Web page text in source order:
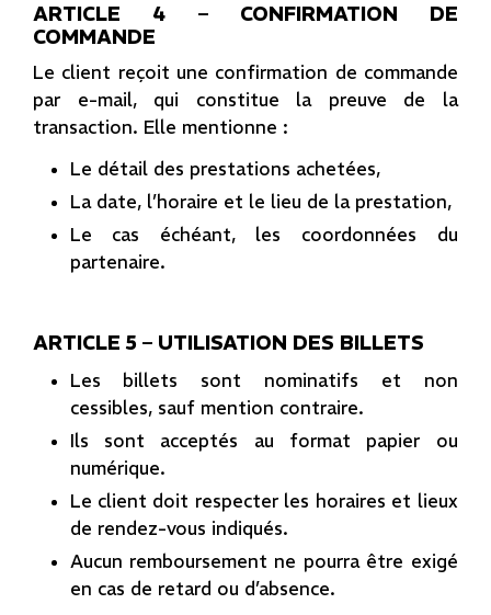
ARTICLE 4 – CONFIRMATION DE
COMMANDE
Le client reçoit une confirmation de commande
par e-mail, qui constitue la preuve de la
transaction. Elle mentionne :
Le détail des prestations achetées,
La date, l’horaire et le lieu de la prestation,
Le cas échéant, les coordonnées du
partenaire.
ARTICLE 5 – UTILISATION DES BILLETS
Les billets sont nominatifs et non
cessibles, sauf mention contraire.
Ils sont acceptés au format papier ou
numérique.
Le client doit respecter les horaires et lieux
de rendez-vous indiqués.
Aucun remboursement ne pourra être exigé
en cas de retard ou d’absence.